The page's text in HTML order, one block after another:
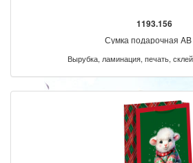
1193.156
Сумка подарочная
Вырубка, ламинация, печать,